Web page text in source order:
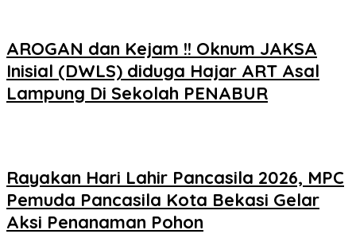
AROGAN dan Kejam !! Oknum JAKSA
Inisial (DWLS) diduga Hajar ART Asal
Lampung Di Sekolah PENABUR
Rayakan Hari Lahir Pancasila 2026, MPC
Pemuda Pancasila Kota Bekasi Gelar
Aksi Penanaman Pohon